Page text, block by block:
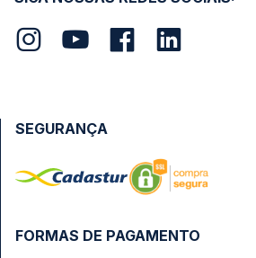
FORMAS DE PAGAMENTO
SEGURANÇA